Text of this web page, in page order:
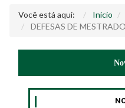
Você está aqui: Início
DEFESAS DE MESTRADO